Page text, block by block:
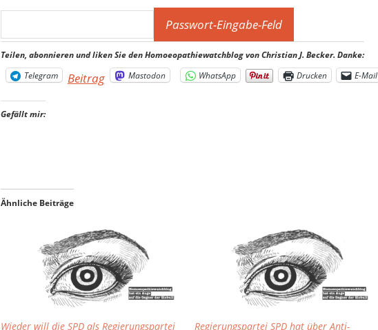
Teilen, abonnieren und liken Sie den Homoeopathiewatchblog von Christian J. Becker. Danke:
Telegram
Beitrag Mastodon WhatsApp Drucken E-Mail
Gefällt mir:
Ähnliche Beiträge
Wieder will die SPD als Regierungspartei
Regierungspartei SPD hat über Anti-